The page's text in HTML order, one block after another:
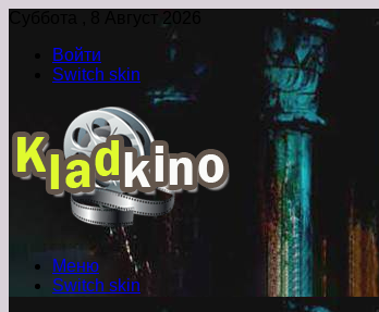
Суббота , 8 Август 2026
Войти
Switch skin
Меню
Switch skin